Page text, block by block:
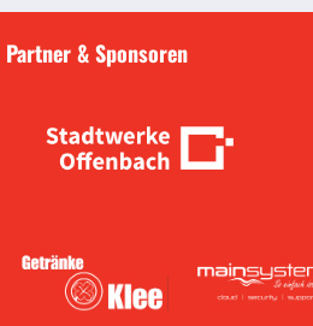
Partner & Sponsoren